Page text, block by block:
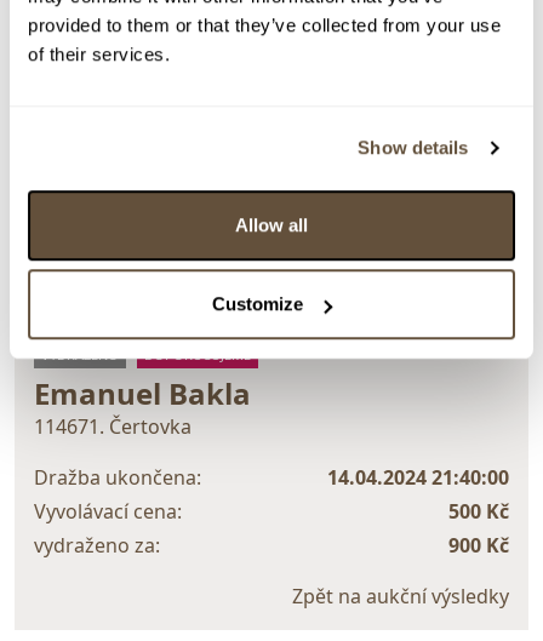
provided to them or that they’ve collected from your use
of their services.
Show details
Allow all
Customize
> Zobrazit detail položky a informace o autorovi
> zpět na aukční výsledky
VYDRAŽENO DOPORUČUJEME
Emanuel Bakla
114671. Čertovka
Dražba ukončena:
14.04.2024 21:40:00
Vyvolávací cena:
500 Kč
vydraženo za:
900 Kč
Zpět na aukční výsledky